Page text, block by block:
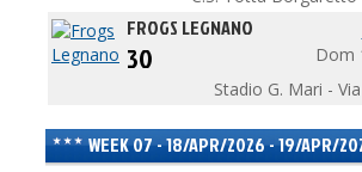
FROGS LEGNANO
Dom
30
Stadio G. Mari -
WEEK 07 - 18/APR/2026 - 19/APR/